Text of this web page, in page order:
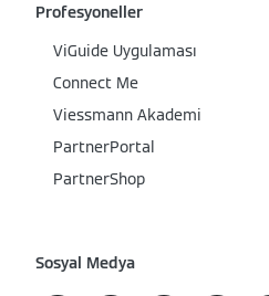
Profesyoneller
ViGuide Uygulaması
Connect Me
Viessmann Akademi
PartnerPortal
PartnerShop
Sosyal Medya